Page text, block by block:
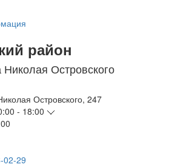
район
Островского
Островского, 247
- 18:00
02-29